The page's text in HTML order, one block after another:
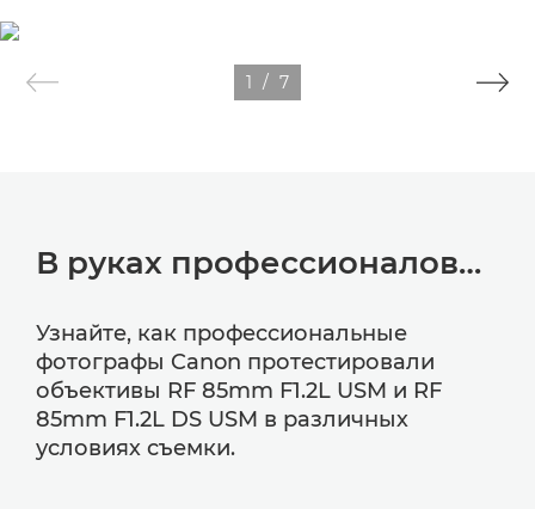
1 / 7
В руках профессионалов…
Узнайте, как профессиональные
фотографы Canon протестировали
объективы RF 85mm F1.2L USM и RF
85mm F1.2L DS USM в различных
условиях съемки.